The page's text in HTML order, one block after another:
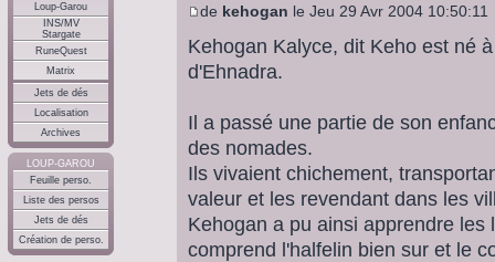
Loup-Garou
INS/MV
Stargate
RuneQuest
Matrix
Jets de dés
Localisation
Archives
LOUP-GAROU
Feuille perso.
Liste des persos
Jets de dés
Création de perso.
de kehogan le Jeu 29 Avr 2004 10:50:11
Kehogan Kalyce, dit Keho est né
d'Ehnadra.
Il a passé une partie de son
des nomades.
Ils vivaient chichement,
valeur et les revendant dans les
Kehogan a pu ainsi apprendre
comprend l'halfelin bien sur et le